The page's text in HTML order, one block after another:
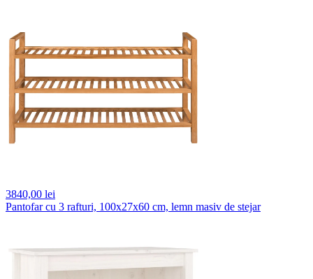
3840,00 lei
Pantofar cu 3 rafturi, 100x27x60 cm, lemn masiv de stejar